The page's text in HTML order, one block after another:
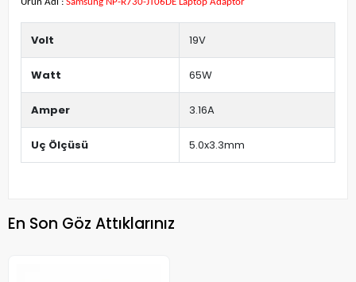
Ürün Adı : Samsung NP-R730-JT06DE Laptop Adaptör
Volt 19V
Watt 65W
Amper 3.16A
Uç Ölçüsü 5.0x3.3mm
En Son Göz Attıklarınız